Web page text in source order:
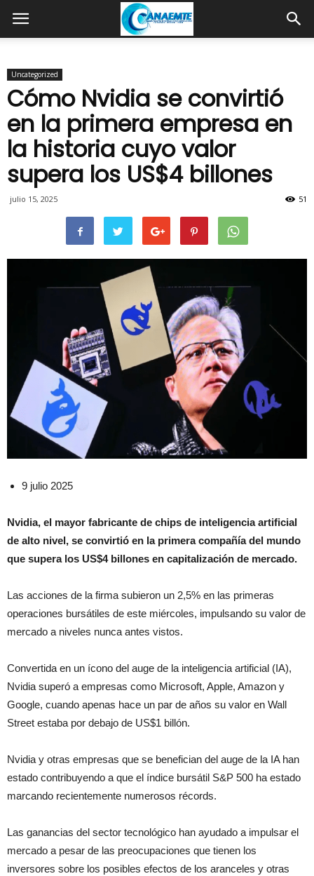
Uncategorized
Cómo Nvidia se convirtió
en la primera empresa en
la historia cuyo valor
supera los US$4 billones
julio 15, 2025 51
9 julio 2025
Nvidia, el mayor fabricante de chips de inteligencia artificial
de alto nivel, se convirtió en la primera compañía del mundo
que supera los US$4 billones en capitalización de mercado.
Las acciones de la firma subieron un 2,5% en las primeras
operaciones bursátiles de este miércoles, impulsando su valor de
mercado a niveles nunca antes vistos.
Convertida en un ícono del auge de la inteligencia artificial (IA),
Nvidia superó a empresas como Microsoft, Apple, Amazon y
Google, cuando apenas hace un par de años su valor en Wall
Street estaba por debajo de US$1 billón.
Nvidia y otras empresas que se benefician del auge de la IA han
estado contribuyendo a que el índice bursátil S&P 500 ha estado
marcando recientemente numerosos récords.
Las ganancias del sector tecnológico han ayudado a impulsar el
mercado a pesar de las preocupaciones que tienen los
inversores sobre los posibles efectos de los aranceles y otras